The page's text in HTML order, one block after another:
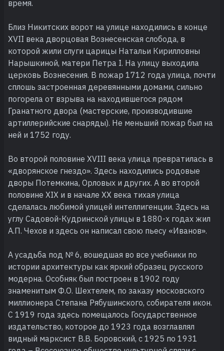
время.
Близ Никитских ворот на улице находились в конце
XVII века дворцовая Вознесенская слобода, в
которой жили слуги царицы Натальи Кирилловны
Нарышкиной, матери Петра I. На улицу выходила
церковь Вознесения. В пожар 1712 года улица, почти
сплошь застроенная деревянными домами, сильно
погорела от взрыва на находившегося рядом
Гранатного двора (мастерские, производившие
артиллерийские снаряды). Не меньший пожар был на
ней и 1752 году.
Во второй половине XVIII века улица превратилась в
«дворянское гнездо». Здесь находились родовые
дворы Потемкина, Орловых и других. А во второй
половине XIX и в начале XX века тихая улица
сделалась любимой улицей интеллигенции. Здесь на
углу Садовой-Кудринской улицы в 1880-х годах жил
А.П. Чехов и здесь он написал свою пьесу «Иванов».
А усадьба под № 6, вошедшая во все учебники по
истории архитектуры как яркий образец русского
модерна. Особняк был построен в 1902 году
знаменитым Ф.О. Шехтелем, по заказу московского
миллионера Степана Рябушинского, собирателя икон.
С 1919 года здесь помещалось Государственное
издательство, которое до 1923 года возглавлял
видный марксист В.В. Боровский, с 1925 по 1931